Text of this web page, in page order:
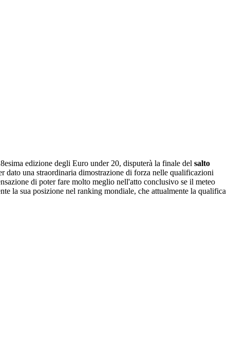
edizione degli Euro under 20, disputerà la finale del salto
una straordinaria dimostrazione di forza nelle qualificazioni
di poter fare molto meglio nell'atto conclusivo se il meteo
la sua posizione nel ranking mondiale, che attualmente la qualifica